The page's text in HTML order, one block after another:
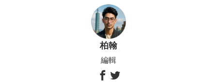
柏翰
編輯